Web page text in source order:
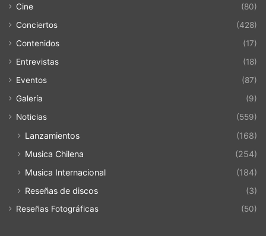
Cine
(80)
Conciertos
(428)
Contenidos
(17)
Entrevistas
(18)
Eventos
(87)
Galería
(9)
Noticias
(559)
Lanzamientos
(168)
Musica Chilena
(254)
Musica Internacional
(184)
Reseñas de discos
(3)
Reseñas Fotográficas (50)